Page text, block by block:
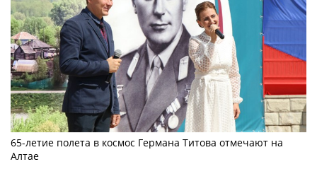
65-летие полета в космос Германа Титова отмечают на
Алтае